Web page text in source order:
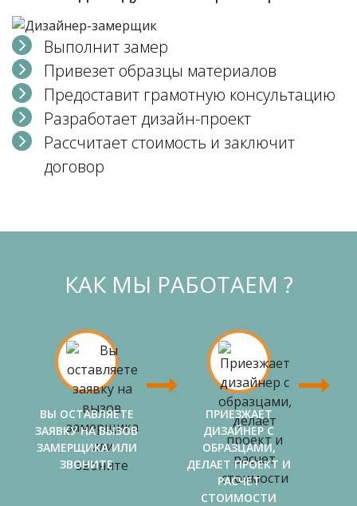
Выполнит замер
Привезет образцы материалов
Предоставит грамотную консультацию
Разработает дизайн-проект
Рассчитает стоимость и заключит
договор
КАК МЫ РАБОТАЕМ ?
ВЫ ОСТАВЛЯЕТЕ
ЗАЯВКУ НА ВЫЗОВ
ЗАМЕРЩИКА ИЛИ
ЗВОНИТЕ
ПРИЕЗЖАЕТ
ДИЗАЙНЕР С
ОБРАЗЦАМИ,
ДЕЛАЕТ ПРОЕКТ И
РАСЧЕТ
СТОИМОСТИ